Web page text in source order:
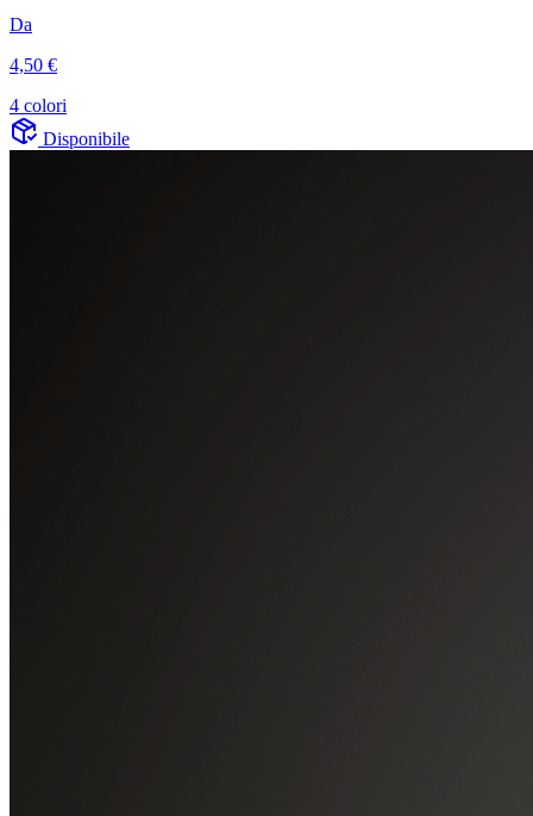
Da
4,50 €
4 colori
Disponibile